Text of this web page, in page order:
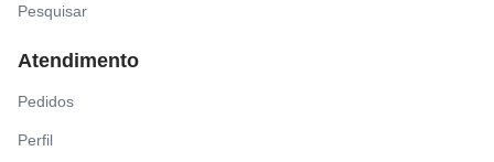
Pesquisar
Atendimento
Pedidos
Perfil